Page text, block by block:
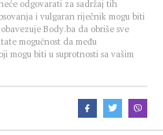
odgovarati za sadržaj tih
i vulgaran riječnik mogu biti
Body.ba da obriše sve
mogućnost da među
mogu biti u suprotnosti sa vašim